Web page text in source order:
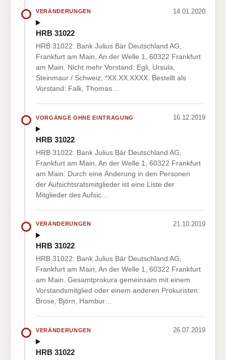
VERÄNDERUNGEN 14.01.2020
HRB 31022
HRB 31022: Bank Julius Bär Deutschland AG,
Frankfurt am Main, An der Welle 1, 60322 Frankfurt
am Main. Nicht mehr Vorstand: Egli, Ursula,
Steinmaur / Schweiz, *XX.XX.XXXX. Bestellt als
Vorstand: Falk, Thomas…
VORGÄNGE OHNE EINTRAGUNG 16.12.2019
HRB 31022
HRB 31022: Bank Julius Bär Deutschland AG,
Frankfurt am Main, An der Welle 1, 60322 Frankfurt
am Main. Durch eine Änderung in den Personen
der Aufsichtsratsmitglieder ist eine Liste der
Mitglieder des Aufsic…
VERÄNDERUNGEN 21.10.2019
HRB 31022
HRB 31022: Bank Julius Bär Deutschland AG,
Frankfurt am Main, An der Welle 1, 60322 Frankfurt
am Main. Gesamtprokura gemeinsam mit einem
Vorstandsmitglied oder einem anderen Prokuristen:
Brose, Björn, Hambur…
VERÄNDERUNGEN 26.07.2019
HRB 31022